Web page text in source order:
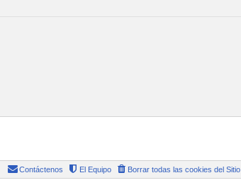
Borrar todas las cookies del Sitio
El Equipo
Contáctenos